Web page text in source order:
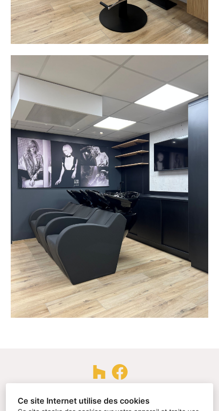
Ce site Internet utilise des cookies